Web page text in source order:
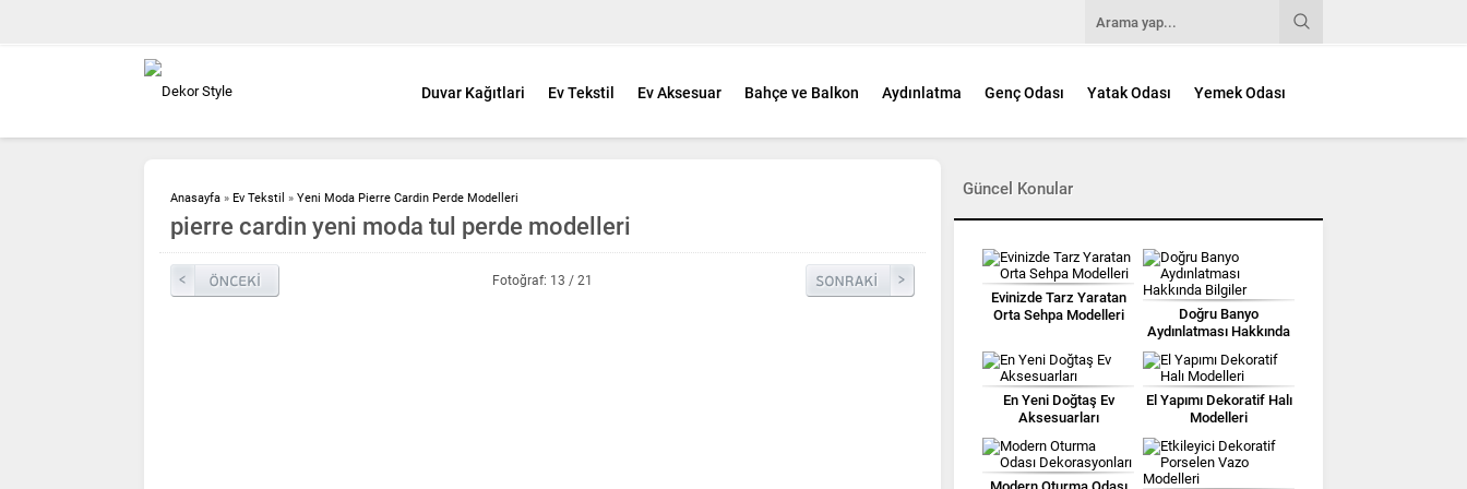
Duvar Kağıtlari Ev Tekstil Ev Aksesuar Bahçe ve Balkon Aydınlatma Genç Odası Yatak Odası Yemek Odası
Anasayfa » Ev Tekstil » Yeni Moda Pierre Cardin Perde Modelleri
pierre cardin yeni moda tul perde modelleri
Fotoğraf: 13 / 21
Güncel Konular
Evinizde Tarz Yaratan
Orta Sehpa Modelleri
Doğru Banyo
Aydınlatması Hakkında
En Yeni Doğtaş Ev
Aksesuarları
El Yapımı Dekoratif Halı
Modelleri